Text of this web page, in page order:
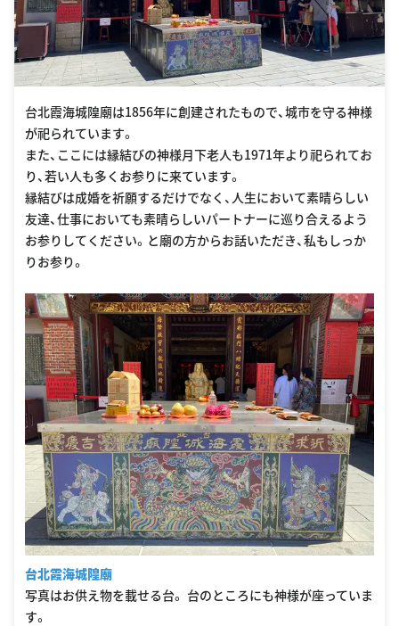
台北霞海城隍廟は1856年に創建されたもので、城市を守る神様
が祀られています。
また、ここには縁結びの神様月下老人も1971年より祀られてお
り、若い人も多くお参りに来ています。
縁結びは成婚を祈願するだけでなく、人生において素晴らしい
友達、仕事においても素晴らしいパートナーに巡り合えるよう
お参りしてください。と廟の方からお話いただき、私もしっか
りお参り。
台北霞海城隍廟
写真はお供え物を載せる台。 台のところにも神様が座っていま
す。